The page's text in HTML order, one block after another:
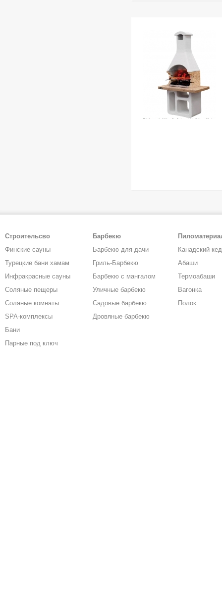
Строительсво
Финские сауны
Турецкие бани хамам
Инфракрасные сауны
Соляные пещеры
Соляные комнаты
SPA-комплексы
Бани
Парные под ключ
Барбекю
Барбекю для дачи
Гриль-Барбекю
Барбекю с мангалом
Уличные барбекю
Садовые барбекю
Дровяные барбекю
Канадский
Абаши
Термоабаши
Вагонка
Полок